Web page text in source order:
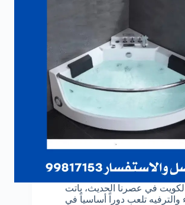
في عصرنا الحديث، باتت
والترفيه تلعب دوراً أساسياً في